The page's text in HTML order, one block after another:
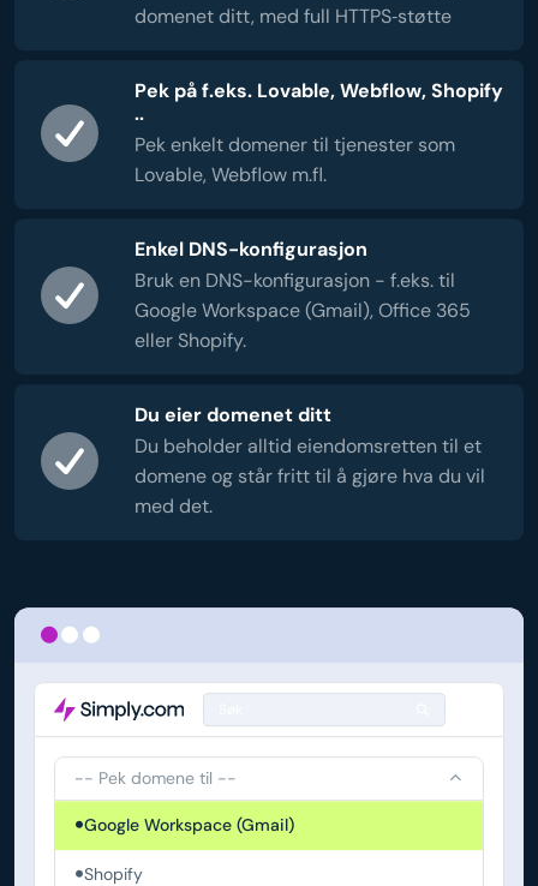
domenet ditt, med full HTTPS‑støtte
Pek på f.eks. Lovable, Webflow, Shopify
..
Pek enkelt domener til tjenester som
Lovable, Webflow m.fl.
Enkel DNS-konfigurasjon
Bruk en DNS-konfigurasjon - f.eks. til
Google Workspace (Gmail), Office 365
eller Shopify.
Du eier domenet ditt
Du beholder alltid eiendomsretten til et
domene og står fritt til å gjøre hva du vil
med det.
-- Pek domene til --
Google Workspace (Gmail)
Shopify